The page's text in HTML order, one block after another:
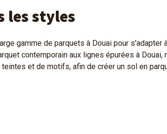
les styles
gamme de parquets à Douai pour s'adapter
contemporain aux lignes épurées à
et de motifs, afin de créer un sol en